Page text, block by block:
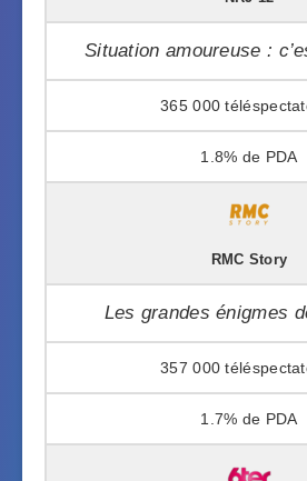
Situation amoureuse :
365 000
1.8%
RMC Story
Les grandes énigmes
357 000
1.7%